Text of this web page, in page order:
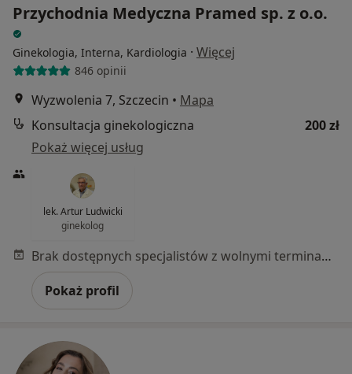
Przychodnia Medyczna Pramed sp. z o.o.
Ginekologia, Interna, Kardiologia · Więcej
846 opinii
Wyzwolenia 7, Szczecin • Mapa
Konsultacja ginekologiczna
200 zł
Pokaż więcej usług
lek. Artur Ludwicki
ginekolog
Brak dostępnych specjalistów z wolnymi terminami w tym centrum medycznym.
Pokaż profil